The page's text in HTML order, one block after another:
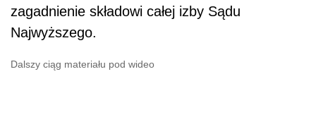
zagadnienie składowi całej izby Sądu
Najwyższego.
Dalszy ciąg materiału pod wideo